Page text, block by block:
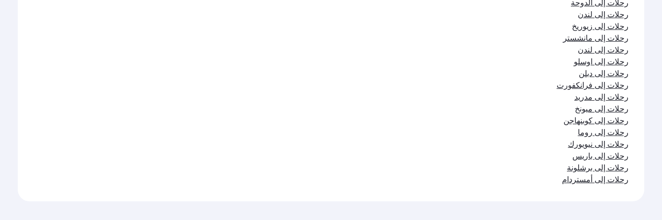
رحلات إلى الدوحة
رحلات إلى لندن
رحلات إلى زيوريخ
رحلات إلى مانشستر
رحلات إلى لندن
رحلات إلى اوسلو
رحلات إلى دبلن
رحلات إلى فرانكفورت
رحلات إلى مدريد
رحلات إلى ميونخ
رحلات إلى كوبنهاجن
رحلات إلى روما
رحلات إلى نيويورك
رحلات إلى باريس
رحلات إلى برشلونة
رحلات إلى أمستردام